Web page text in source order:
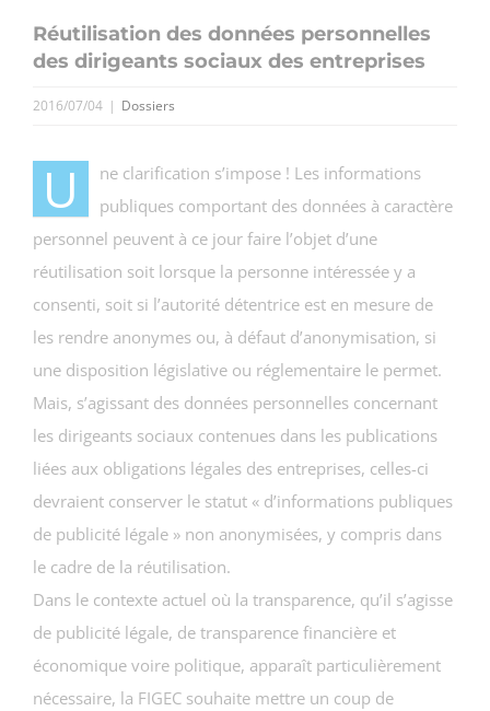
Réutilisation des données personnelles
des dirigeants sociaux des entreprises
2016/07/04 | Dossiers
U
ne clarification s’impose ! Les informations
publiques comportant des données à caractère
personnel peuvent à ce jour faire l’objet d’une
réutilisation soit lorsque la personne intéressée y a
consenti, soit si l’autorité détentrice est en mesure de
les rendre anonymes ou, à défaut d’anonymisation, si
une disposition législative ou réglementaire le permet.
Mais, s’agissant des données personnelles concernant
les dirigeants sociaux contenues dans les publications
liées aux obligations légales des entreprises, celles-ci
devraient conserver le statut « d’informations publiques
de publicité légale » non anonymisées, y compris dans
le cadre de la réutilisation.
Dans le contexte actuel où la transparence, qu’il s’agisse
de publicité légale, de transparence financière et
économique voire politique, apparaît particulièrement
nécessaire, la FIGEC souhaite mettre un coup de